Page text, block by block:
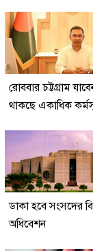
রোববার চট্টগ্রাম
থাকছে একাধিক
ডাকা হবে সংসদের
অধিবেশন